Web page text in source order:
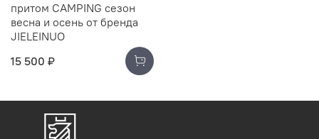
притом CAMPING сезон
весна и осень от бренда
JIELEINUO
15 500 ₽